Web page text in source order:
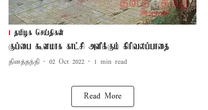
தமிழக செய்திகள்
குப்பை கூளமாக காட்சி அளிக்கும் கிரிவலப்பாதை
தினத்தந்தி 02 Oct 2022 1 min read
Read More